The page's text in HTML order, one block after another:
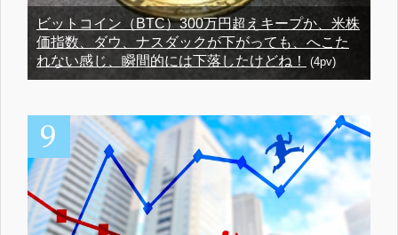
ビットコイン（BTC）300万円超えキープか、米株
価指数、ダウ、ナスダックが下がっても、へこた
れない感じ、瞬間的には下落したけどね！
(4pv)